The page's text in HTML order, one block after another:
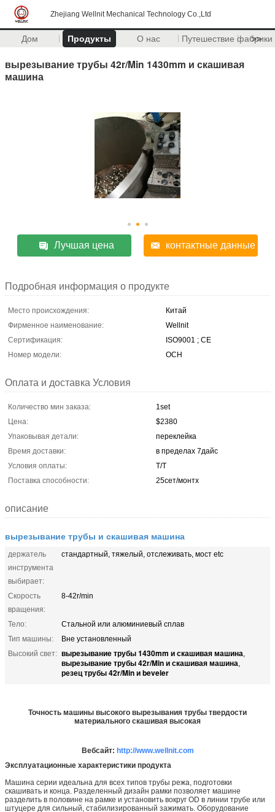
Zhejiang Wellnit Mechanical Technology Co.,Ltd
Дом Продукты О нас Путешествие фабрики
>>
вырезывание трубы 42r/Min 1430mm и скашивая
машина
Лучшая цена контактные данные
Подробная информация о продукте
Место происхождения:
Китай
Фирменное наименование:
Wellnit
Сертификация:
ISO9001 ; CE
Номер модели:
OCH
Оплата и доставка Условия
Количество мин заказа:
1set
Цена:
$2380
Упаковывая детали:
переклейка
Время доставки:
в пределах 7дайс
Условия оплаты:
T/T
Поставка способности:
25сет/монтх
описание
вырезывание трубы и скашивая машина
держатель
инструмента
выбирает:
стандартный, тяжелый, отслеживать, мост etc
Скорость
вращения:
8-42r/min
Тело:
Стальной или алюминиевый сплав
Тип машины:
Вне установленный
Высокий свет: вырезывание трубы 1430mm и скашивая машина,
вырезывание трубы 42r/Min и скашивая машина,
резец трубы 42r/Min и beveler
Точность машины высокого вырезывания трубы твердости
материального скашивая высокая
Вебсайт: http://www.wellnit.com
Эксплуатационные характеристики продукта
Машина серии идеальна для всех типов трубы режа, подготовки
скашивать и конца. Разделенный дизайн рамки позволяет машине
разделить в половине на рамке и установить вокруг OD в линии трубе или
штуцере для сильный, стабилизированный зажимать. Оборудование